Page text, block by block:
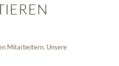
Mitarbeitern. Unsere